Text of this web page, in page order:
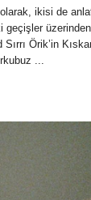
ikisi de
geçişler
Örik’in
...